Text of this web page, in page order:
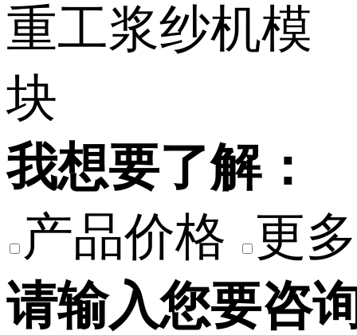
我想要了解：
产品价格 更
请输入您要咨